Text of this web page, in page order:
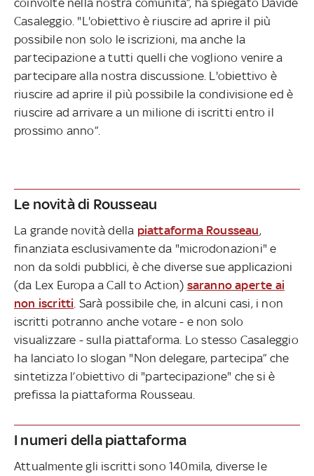
Casaleggio. "L'obiettivo è riuscire ad aprire il più
possibile non solo le iscrizioni, ma anche la
partecipazione a tutti quelli che vogliono venire a
partecipare alla nostra discussione. L'obiettivo è
riuscire ad aprire il più possibile la condivisione ed è
riuscire ad arrivare a un milione di iscritti entro il
prossimo anno”.
Le novità di Rousseau
La grande novità della piattaforma Rousseau,
finanziata esclusivamente da "microdonazioni" e
non da soldi pubblici, è che diverse sue applicazioni
(da Lex Europa a Call to Action) saranno aperte ai
non iscritti . Sarà possibile che, in alcuni casi, i non
iscritti potranno anche votare - e non solo
visualizzare - sulla piattaforma. Lo stesso Casaleggio
ha lanciato lo slogan "Non delegare, partecipa” che
sintetizza l’obiettivo di "partecipazione" che si è
prefissa la piattaforma Rousseau.
I numeri della piattaforma
Attualmente gli iscritti sono 140mila, diverse le